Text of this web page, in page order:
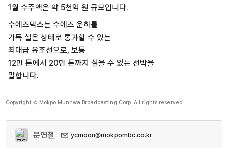
1월 수주액은 약 5천억 원 규모입니다.
수에즈막스는 수에즈 운하를
가득 실은 상태로 통과할 수 있는
최대급 유조선으로, 보통
12만 톤에서 20만 톤까지 실을 수 있는 선박을
말합니다.
Copyright © Mokpo Munhwa Broadcasting Corp. All rights reserved.
문연철 ycmoon@mokpombc.co.kr